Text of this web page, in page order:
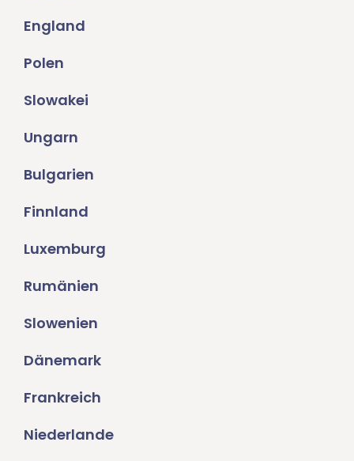
England
Polen
Slowakei
Ungarn
Bulgarien
Finnland
Luxemburg
Rumänien
Slowenien
Dänemark
Frankreich
Niederlande